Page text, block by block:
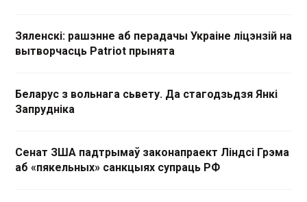
Зяленскі: рашэнне аб перадачы Украіне ліцэнзій на
вытворчасць Patriot прынята
Беларус з вольнага сьвету. Да стагодзьдзя Янкі
Запрудніка
Сенат ЗША падтрымаў законапраект Ліндсі Грэма
аб «пякельных» санкцыях супраць РФ